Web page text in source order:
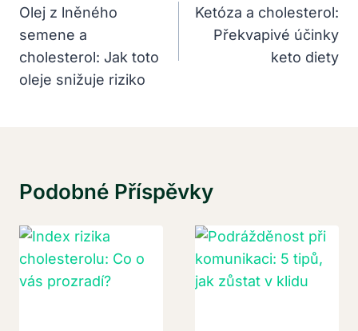
Pro
Příspěvek
Olej z lněného
semene a
cholesterol: Jak toto
oleje snižuje riziko
Ketóza a cholesterol:
Překvapivé účinky
keto diety
Podobné Příspěvky